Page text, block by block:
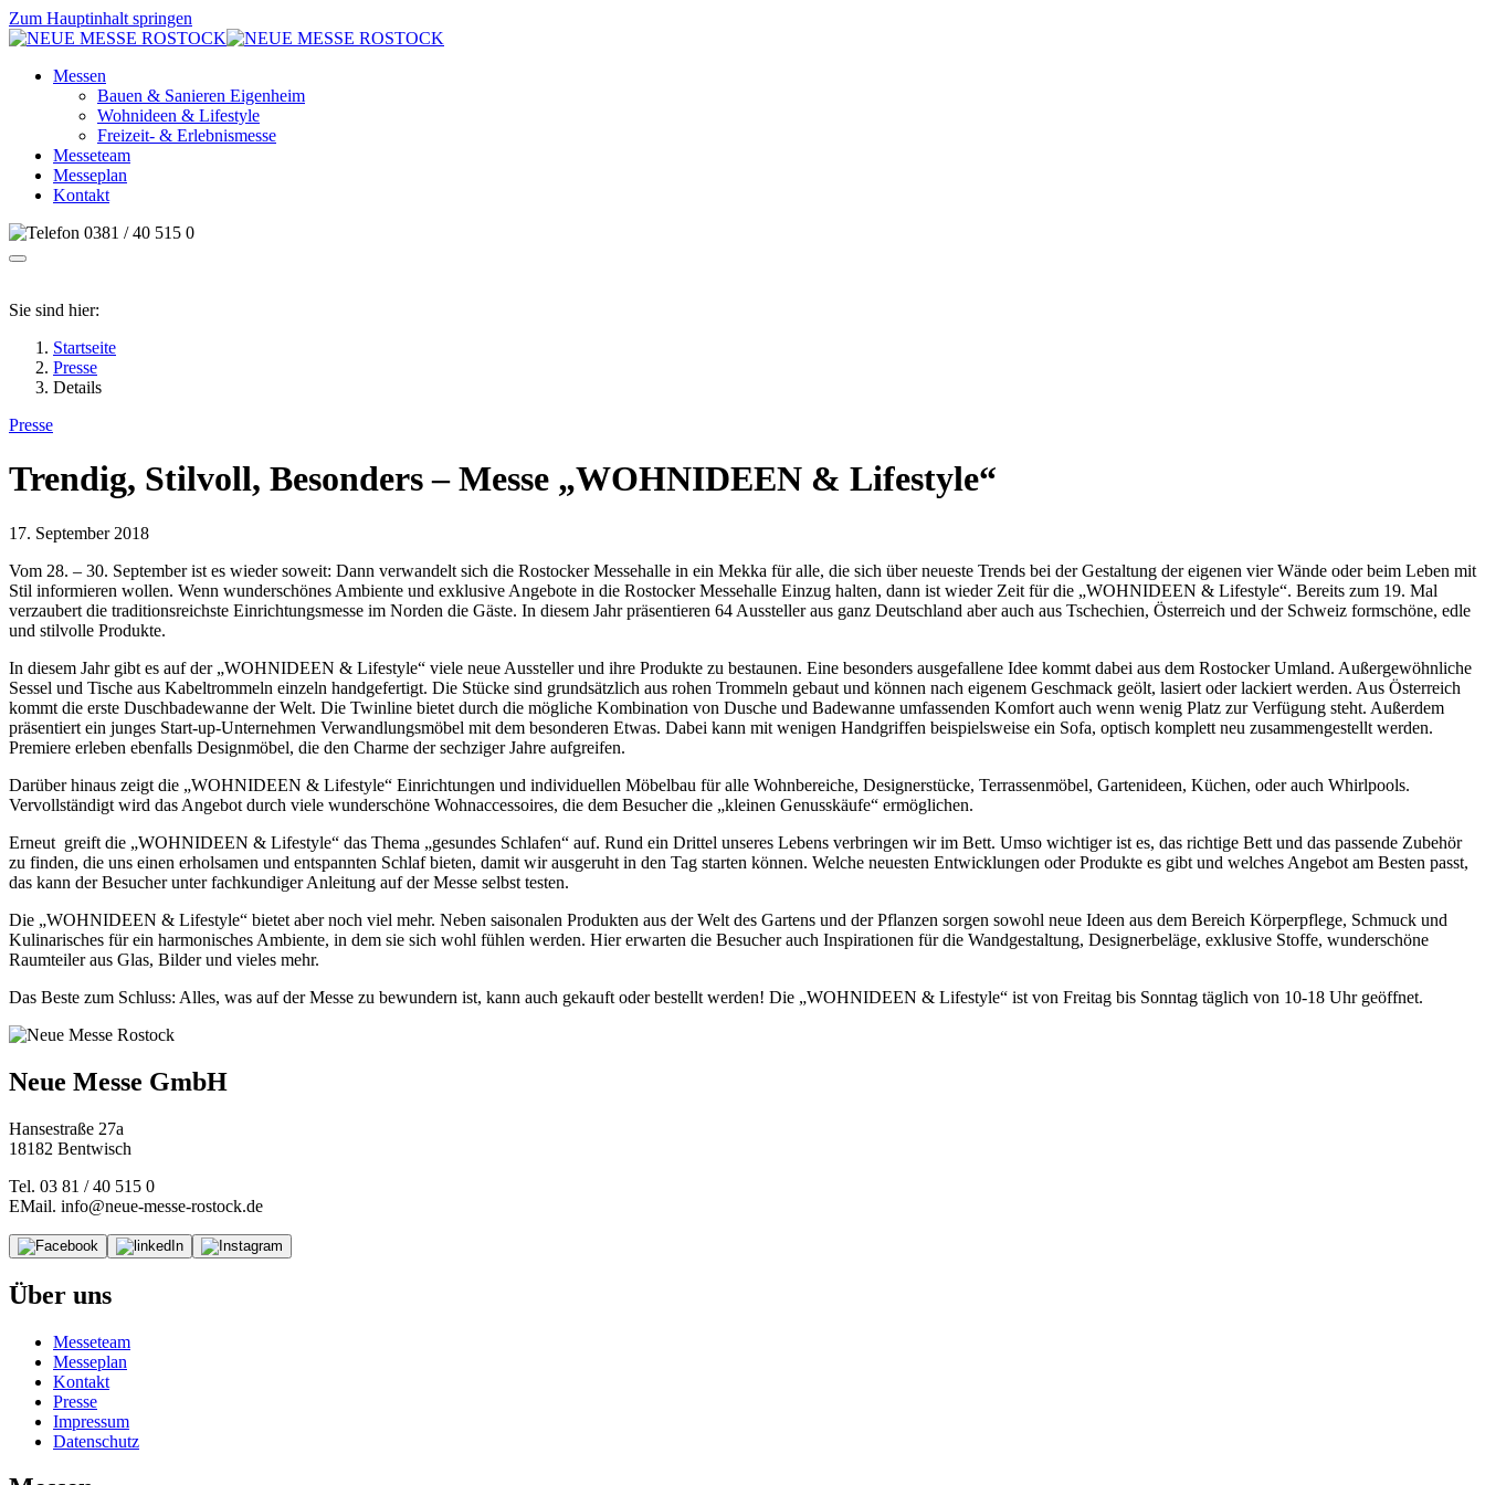
Zum Hauptinhalt springen
Messen
Bauen & Sanieren Eigenheim
Wohnideen & Lifestyle
Freizeit- & Erlebnismesse
Messeteam
Messeplan
Kontakt
0381 / 40 515 0
Sie sind hier:
Startseite
Presse
Details
Presse
Trendig, Stilvoll, Besonders – Messe „WOHNIDEEN & Lifestyle“
17. September 2018
Vom 28. – 30. September ist es wieder soweit: Dann verwandelt sich die Rostocker Messehalle in ein Mekka für alle, die sich über neueste Trends bei der Gestaltung der eigenen vier Wände oder beim Leben mit
Stil informieren wollen. Wenn wunderschönes Ambiente und exklusive Angebote in die Rostocker Messehalle Einzug halten, dann ist wieder Zeit für die „WOHNIDEEN & Lifestyle“. Bereits zum 19. Mal
verzaubert die traditionsreichste Einrichtungsmesse im Norden die Gäste. In diesem Jahr präsentieren 64 Aussteller aus ganz Deutschland aber auch aus Tschechien, Österreich und der Schweiz formschöne, edle
und stilvolle Produkte.
In diesem Jahr gibt es auf der „WOHNIDEEN & Lifestyle“ viele neue Aussteller und ihre Produkte zu bestaunen. Eine besonders ausgefallene Idee kommt dabei aus dem Rostocker Umland. Außergewöhnliche
Sessel und Tische aus Kabeltrommeln einzeln handgefertigt. Die Stücke sind grundsätzlich aus rohen Trommeln gebaut und können nach eigenem Geschmack geölt, lasiert oder lackiert werden. Aus Österreich
kommt die erste Duschbadewanne der Welt. Die Twinline bietet durch die mögliche Kombination von Dusche und Badewanne umfassenden Komfort auch wenn wenig Platz zur Verfügung steht. Außerdem
präsentiert ein junges Start-up-Unternehmen Verwandlungsmöbel mit dem besonderen Etwas. Dabei kann mit wenigen Handgriffen beispielsweise ein Sofa, optisch komplett neu zusammengestellt werden.
Premiere erleben ebenfalls Designmöbel, die den Charme der sechziger Jahre aufgreifen.
Darüber hinaus zeigt die „WOHNIDEEN & Lifestyle“ Einrichtungen und individuellen Möbelbau für alle Wohnbereiche, Designerstücke, Terrassenmöbel, Gartenideen, Küchen, oder auch Whirlpools.
Vervollständigt wird das Angebot durch viele wunderschöne Wohnaccessoires, die dem Besucher die „kleinen Genusskäufe“ ermöglichen.
Erneut greift die „WOHNIDEEN & Lifestyle“ das Thema „gesundes Schlafen“ auf. Rund ein Drittel unseres Lebens verbringen wir im Bett. Umso wichtiger ist es, das richtige Bett und das passende Zubehör
zu finden, die uns einen erholsamen und entspannten Schlaf bieten, damit wir ausgeruht in den Tag starten können. Welche neuesten Entwicklungen oder Produkte es gibt und welches Angebot am Besten passt,
das kann der Besucher unter fachkundiger Anleitung auf der Messe selbst testen.
Die „WOHNIDEEN & Lifestyle“ bietet aber noch viel mehr. Neben saisonalen Produkten aus der Welt des Gartens und der Pflanzen sorgen sowohl neue Ideen aus dem Bereich Körperpflege, Schmuck und
Kulinarisches für ein harmonisches Ambiente, in dem sie sich wohl fühlen werden. Hier erwarten die Besucher auch Inspirationen für die Wandgestaltung, Designerbeläge, exklusive Stoffe, wunderschöne
Raumteiler aus Glas, Bilder und vieles mehr.
Das Beste zum Schluss: Alles, was auf der Messe zu bewundern ist, kann auch gekauft oder bestellt werden! Die „WOHNIDEEN & Lifestyle“ ist von Freitag bis Sonntag täglich von 10-18 Uhr geöffnet.
Neue Messe GmbH
Hansestraße 27a
18182 Bentwisch
Tel. 03 81 / 40 515 0
EMail. info@neue-messe-rostock.de
Über uns
Messeteam
Messeplan
Kontakt
Presse
Impressum
Datenschutz